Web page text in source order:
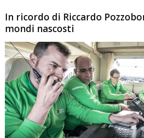
In ricordo di Riccardo
mondi nascosti